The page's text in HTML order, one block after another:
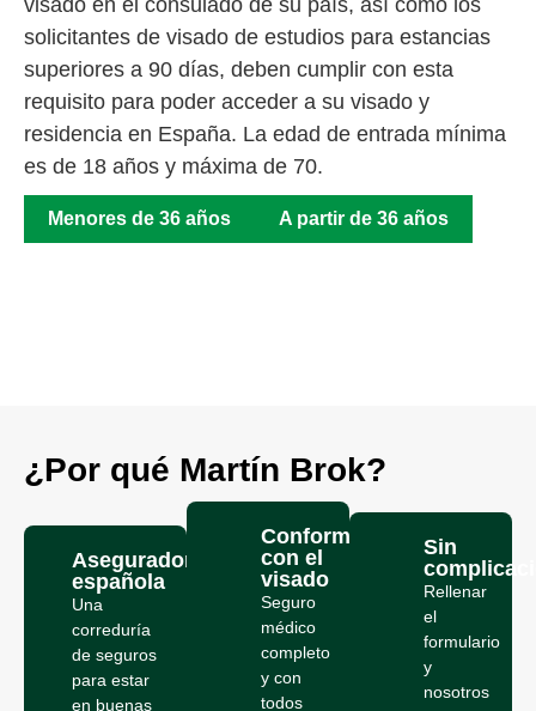
solicitantes de visado de estudios para estancias
superiores a 90 días, deben cumplir con esta
requisito para poder acceder a su visado y
residencia en España. La edad de entrada mínima
es de 18 años y máxima de 70.
Menores de 36 años A partir de 36 años
¿Por qué Martín Brok?
Aseguradora
española
Una
correduría
de seguros
para estar
en buenas
Conforme
con el
visado
Seguro
médico
completo
y con
todos
Sin
Rellenar
el
formulario
y
nosotros